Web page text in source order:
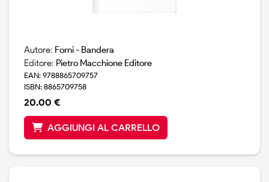
Autore: Forni - Bandera
Editore: Pietro Macchione Editore
EAN: 9788865709757
ISBN: 8865709758
20.00 €
AGGIUNGI AL CARRELLO